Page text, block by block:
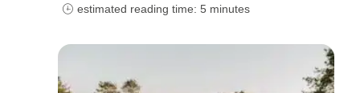
estimated reading time: 5 minutes